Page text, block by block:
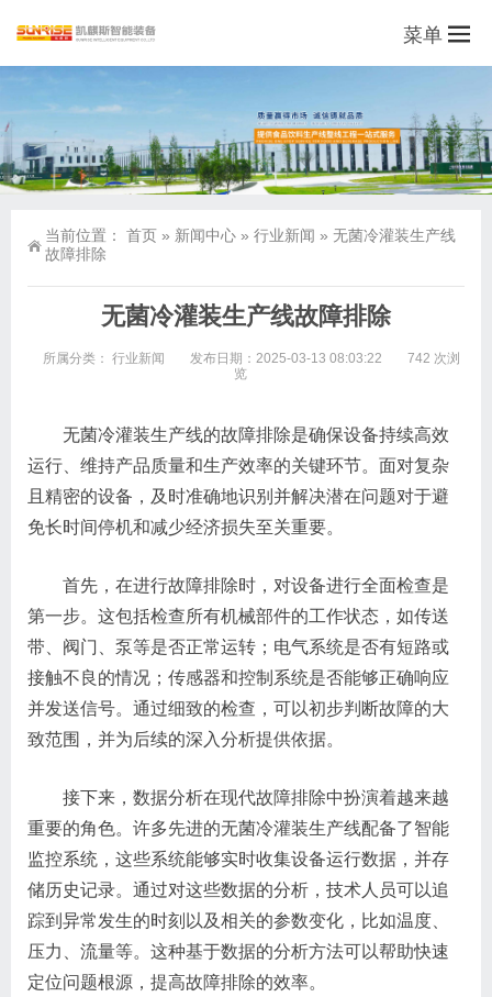
菜单
当前位置： 首页 » 新闻中心 » 行业新闻 » 无菌冷灌装生产线
故障排除
无菌冷灌装生产线故障排除
所属分类： 行业新闻 发布日期：2025-03-13 08:03:22
742 次浏
览
无菌冷灌装生产线的故障排除是确保设备持续高效
运行、维持产品质量和生产效率的关键环节。面对复杂
且精密的设备，及时准确地识别并解决潜在问题对于避
免长时间停机和减少经济损失至关重要。
首先，在进行故障排除时，对设备进行全面检查是
第一步。这包括检查所有机械部件的工作状态，如传送
带、阀门、泵等是否正常运转；电气系统是否有短路或
接触不良的情况；传感器和控制系统是否能够正确响应
并发送信号。通过细致的检查，可以初步判断故障的大
致范围，并为后续的深入分析提供依据。
接下来，数据分析在现代故障排除中扮演着越来越
重要的角色。许多先进的无菌冷灌装生产线配备了智能
监控系统，这些系统能够实时收集设备运行数据，并存
储历史记录。通过对这些数据的分析，技术人员可以追
踪到异常发生的时刻以及相关的参数变化，比如温度、
压力、流量等。这种基于数据的分析方法可以帮助快速
定位问题根源，提高故障排除的效率。